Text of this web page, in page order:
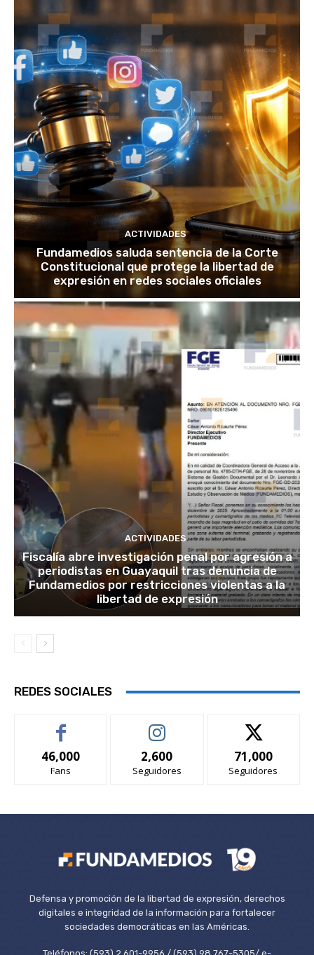
ACTIVIDADES
Fundamedios saluda sentencia de la Corte
Constitucional que protege la libertad de
expresión en redes sociales oficiales
ACTIVIDADES
Fiscalía abre investigación penal por agresión a
periodistas en Guayaquil tras denuncia de
Fundamedios por restricciones violentas a la
libertad de expresión
REDES SOCIALES
46,000
Fans
2,600
Seguidores
71,000
Seguidores
Defensa y promoción de la libertad de expresión, derechos
digitales e integridad de la información para fortalecer
sociedades democráticas en las Américas.